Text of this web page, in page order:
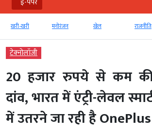
खरी-खरी मनोरंजन खेल राजनीति
टेक्‍नोलॉजी
20 हजार रुपये से कम
दांव, भारत में एंट्री-लेवल
में उतरने जा रही है